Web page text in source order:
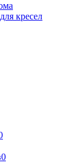
кресел
0